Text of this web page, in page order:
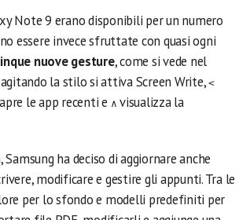
Note 9 erano disponibili per un numero
essere invece sfruttate con quasi ogni
nuove gesture, come si vede nel
la stilo si attiva Screen Write,<
le app recenti e ∧ visualizza la
ha deciso di aggiornare anche
modificare e gestire gli appunti. Tra le
per lo sfondo e modelli predefiniti per